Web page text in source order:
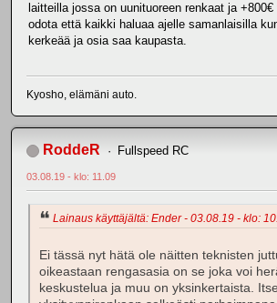
laitteilla jossa on uunituoreen renkaat ja
odota että kaikki haluaa ajelle samanlaisilla
kerkeää ja osia saa kaupasta.
Kyosho, elämäni auto.
RoddeR Fullspeed RC
03.08.19 - klo: 11.09
Lainaus käyttäjältä: Ender - 03.08.19 - klo:
Ei tässä nyt hätä ole näitten teknisten
oikeastaan rengasasia on se joka voi
keskustelua ja muu on yksinkertaista.